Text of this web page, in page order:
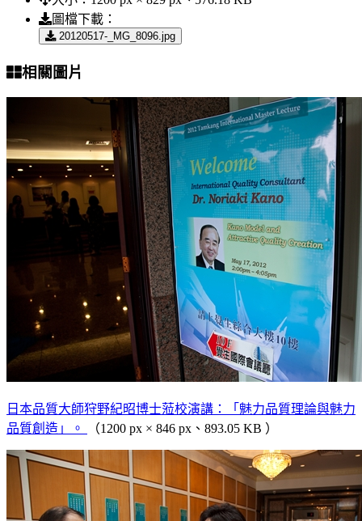
圖檔下載：
20120517-_MG_8096.jpg
相關圖片
日本品質大師狩野紀昭博士蒞校演講：「魅力品質理論與魅力
品質創造」。
（1200 px × 846 px、893.05 KB ）